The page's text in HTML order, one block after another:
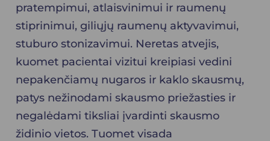
pratempimui, atlaisvinimui ir raumenų
stiprinimui, giliųjų raumenų aktyvavimui,
stuburo stonizavimui. Neretas atvejis,
kuomet pacientai vizitui kreipiasi vedini
nepakenčiamų nugaros ir kaklo skausmų,
patys nežinodami skausmo priežasties ir
negalėdami tiksliai įvardinti skausmo
židinio vietos. Tuomet visada